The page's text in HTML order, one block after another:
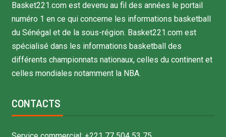
Basket221.com est devenu au fil des années le portail
numéro 1 en ce qui concerne les informations basketball
du Sénégal et de la sous-région. Basket221.com est
spécialisé dans les informations basketball des
différents championnats nationaux, celles du continent et
celles mondiales notamment la NBA.
CONTACTS